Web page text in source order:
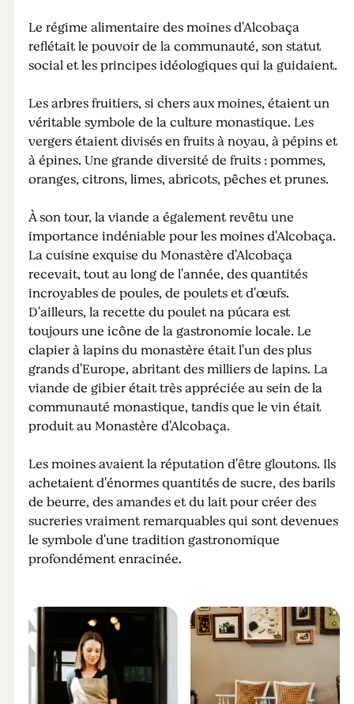
Le régime alimentaire des moines d'Alcobaça
reflétait le pouvoir de la communauté, son statut
social et les principes idéologiques qui la guidaient.
Les arbres fruitiers, si chers aux moines, étaient un
véritable symbole de la culture monastique. Les
vergers étaient divisés en fruits à noyau, à pépins et
à épines. Une grande diversité de fruits : pommes,
oranges, citrons, limes, abricots, pêches et prunes.
À son tour, la viande a également revêtu une
importance indéniable pour les moines d'Alcobaça.
La cuisine exquise du Monastère d'Alcobaça
recevait, tout au long de l'année, des quantités
incroyables de poules, de poulets et d'œufs.
D'ailleurs, la recette du poulet na púcara est
toujours une icône de la gastronomie locale. Le
clapier à lapins du monastère était l'un des plus
grands d'Europe, abritant des milliers de lapins. La
viande de gibier était très appréciée au sein de la
communauté monastique, tandis que le vin était
produit au Monastère d'Alcobaça.
Les moines avaient la réputation d'être gloutons. Ils
achetaient d'énormes quantités de sucre, des barils
de beurre, des amandes et du lait pour créer des
sucreries vraiment remarquables qui sont devenues
le symbole d'une tradition gastronomique
profondément enracinée.